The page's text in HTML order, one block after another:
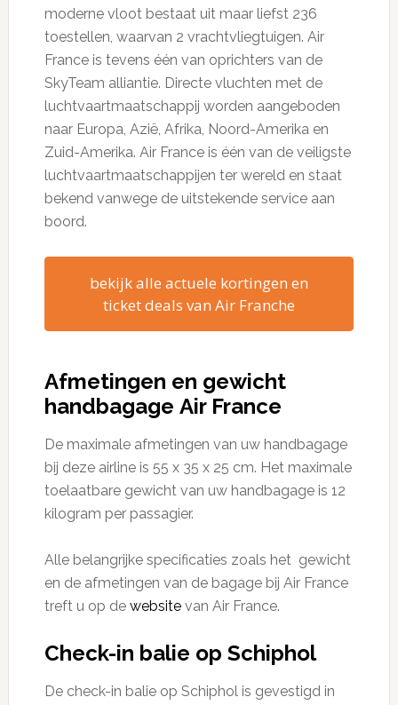
moderne vloot bestaat uit maar liefst 236
toestellen, waarvan 2 vrachtvliegtuigen. Air
France is tevens één van oprichters van de
SkyTeam alliantie. Directe vluchten met de
luchtvaartmaatschappij worden aangeboden
naar Europa, Azië, Afrika, Noord-Amerika en
Zuid-Amerika. Air France is één van de veiligste
luchtvaartmaatschappijen ter wereld en staat
bekend vanwege de uitstekende service aan
boord.
bekijk alle actuele kortingen en
ticket deals van Air Franche
Afmetingen en gewicht
handbagage Air France
De maximale afmetingen van uw handbagage
bij deze airline is 55 x 35 x 25 cm. Het maximale
toelaatbare gewicht van uw handbagage is 12
kilogram per passagier.
Alle belangrijke specificaties zoals het gewicht
en de afmetingen van de bagage bij Air France
treft u op de websitevan Air France.
Check-in balie op Schiphol
De check-in balie op Schiphol is gevestigd in